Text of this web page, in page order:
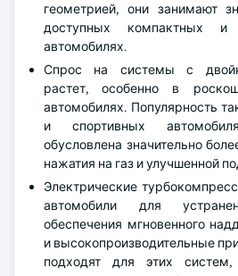
геометрией, они занимают
доступных компактных и
автомобилях.
Спрос на системы с
растет, особенно в
автомобилях. Популярность
и спортивных
обусловлена значительно
нажатия на газ и улучшенной
Электрические
автомобили для
обеспечения мгновенного
и высокопроизводительные
подходят для этих